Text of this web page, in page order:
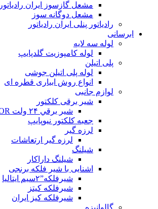
مشعل گازسوز ایران رادیاتور
مشعل دوگانه سوز
رادیاتور پنلی ایران رادیاتور
ابرسانی
لوله سه لایه
لوله کامپوزیت گلدپایپ
پلی اتیلن
لوله پلی اتیلن جوشی
انواع روش ابیاری قطره ای
لوازم جانبی
شیر برقی کلکتور
شير برقي ۲۴ ولت UPONOR سوپرپکس
جعبه کلکتور نیوپایپ
لرزه گیر
لرزه گیر ارتعاشات
شیلنگ
شیلنگ داراکار
اشنایی با شیر فلکه برنجی
شیرفلکه”۲سیم ایتالیا
شیرفلکه کیتز
شیرفلکه کیز ایران
گالوانیزه